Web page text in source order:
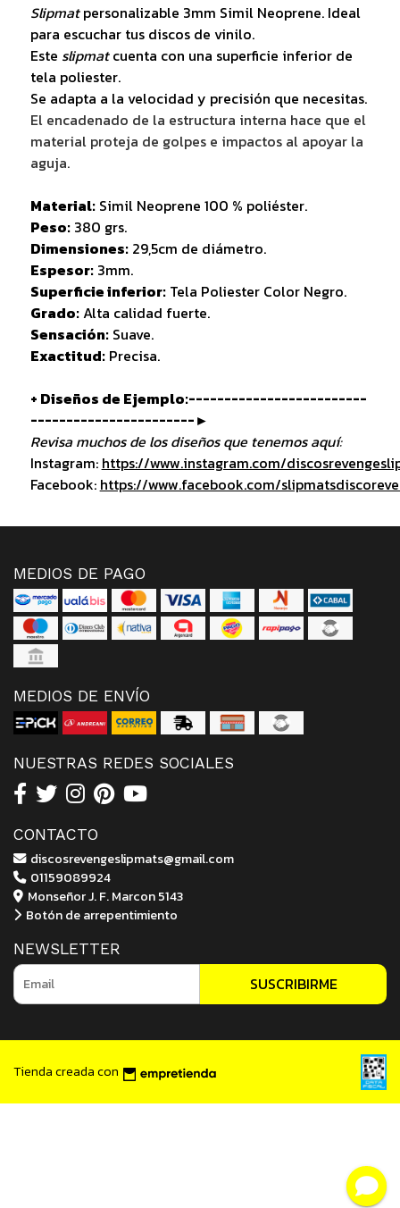
Slipmatpersonalizable 3mm Simil Neoprene. Ideal
para escuchar tus discos de vinilo.
Este slipmatcuenta con una superficie inferior de
tela poliester.
Se adapta a la velocidad y precisión que necesitas.
El encadenado de la estructura interna hace que el
material proteja de golpes e impactos al apoyar la
aguja.
Material:Simil Neoprene 100 % poliéster.
Peso:380 grs.
Dimensiones:29,5cm de diámetro.
Espesor:3mm.
Superficie inferior:Tela Poliester Color Negro.
Grado:Alta calidad fuerte.
Sensación:Suave.
Exactitud:Precisa.
+ Diseños de Ejemplo:-------------------------
-----------------------►
Revisa muchos de los diseños que tenemos aquí:
Instagram: https://www.instagram.com/
Facebook: https://www.facebook.com/
MEDIOS DE PAGO
MEDIOS DE ENVÍO
NUESTRAS REDES SOCIALES
CONTACTO
discosrevengeslipmats@gmail.com
01159089924
Monseñor J. F. Marcon 5143
Botón de arrepentimiento
NEWSLETTER
SUSCRIBIRME
Tienda creada con